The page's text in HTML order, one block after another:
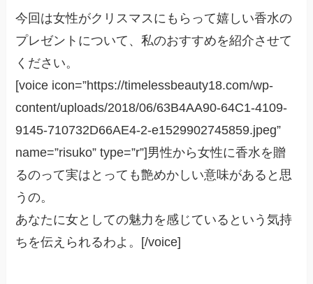
今回は女性がクリスマスにもらって嬉しい香水の
プレゼントについて、私のおすすめを紹介させて
ください。
[voice icon=”https://timelessbeauty18.com/wp-
content/uploads/2018/06/63B4AA90-64C1-4109-
9145-710732D66AE4-2-e1529902745859.jpeg”
name=”risuko” type=”r”]男性から女性に香水を贈
るのって実はとっても艶めかしい意味があると思
うの。
あなたに女としての魅力を感じているという気持
ちを伝えられるわよ。[/voice]